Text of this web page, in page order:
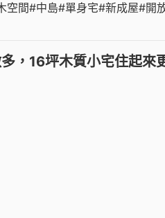
空間#中島#單身宅#新成屋#開
，16坪木質小宅住起來